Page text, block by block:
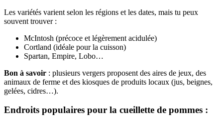
Les variétés varient selon les régions et les dates, mais tu peux
souvent trouver :
McIntosh (précoce et légèrement acidulée)
Cortland (idéale pour la cuisson)
Spartan, Empire, Lobo…
Bon à savoir : plusieurs vergers proposent des aires de jeux, des
animaux de ferme et des kiosques de produits locaux (jus, beignes,
gelées, cidres…).
Endroits populaires pour la cueillette de pommes :